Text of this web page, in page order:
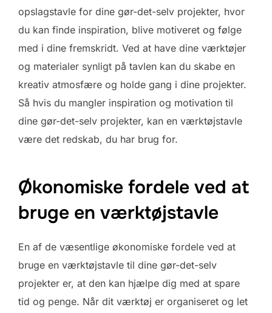
opslagstavle for dine gør-det-selv projekter, hvor
du kan finde inspiration, blive motiveret og følge
med i dine fremskridt. Ved at have dine værktøjer
og materialer synligt på tavlen kan du skabe en
kreativ atmosfære og holde gang i dine projekter.
Så hvis du mangler inspiration og motivation til
dine gør-det-selv projekter, kan en værktøjstavle
være det redskab, du har brug for.
Økonomiske fordele ved at
bruge en værktøjstavle
En af de væsentlige økonomiske fordele ved at
bruge en værktøjstavle til dine gør-det-selv
projekter er, at den kan hjælpe dig med at spare
tid og penge. Når dit værktøj er organiseret og let